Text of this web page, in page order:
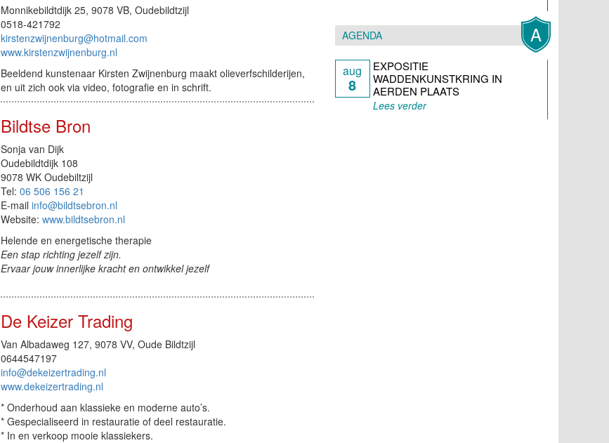
Monnikebildtdijk 25, 9078 VB, Oudebildtzijl
0518-421792
kirstenzwijnenburg@hotmail.com
www.kirstenzwijnenburg.nl
Beeldend kunstenaar Kirsten Zwijnenburg maakt olieverfschilderijen,
en uit zich ook via video, fotografie en in schrift.
Bildtse Bron
Sonja van Dijk
Oudebildtdijk 108
9078 WK Oudebiltzijl
Tel: 06 506 156 21
E-mail info@bildtsebron.nl
Website: www.bildtsebron.nl
Helende en energetische therapie
Een stap richting jezelf zijn.
Ervaar jouw innerlijke kracht en ontwikkel jezelf
De Keizer Trading
Van Albadaweg 127, 9078 VV, Oude Bildtzijl
0644547197
info@dekeizertrading.nl
www.dekeizertrading.nl
* Onderhoud aan klassieke en moderne auto’s.
* Gespecialiseerd in restauratie of deel restauratie.
* In en verkoop mooie klassiekers.
AGENDA A
aug
8
EXPOSITIE
WADDENKUNSTKRING IN
AERDEN PLAATS
Lees verder